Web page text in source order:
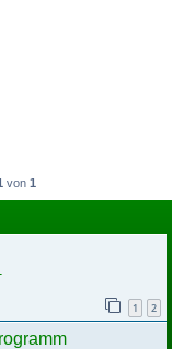
von 1
1 2